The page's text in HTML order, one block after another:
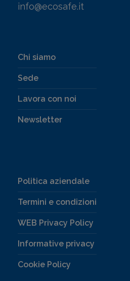
info@ecosafe.it
Chi siamo
Sede
Lavora con noi
Newsletter
Politica aziendale
Termini e condizioni
WEB Privacy Policy
Informative privacy
Cookie Policy